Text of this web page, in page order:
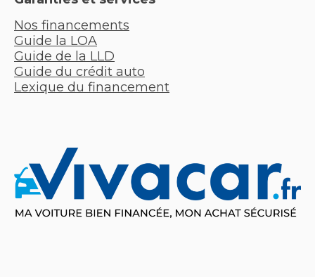
Nos financements
Guide la LOA
Guide de la LLD
Guide du crédit auto
Lexique du financement